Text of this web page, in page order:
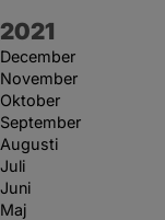
År:
2021
December
November
Oktober
September
Augusti
Juli
Juni
Maj